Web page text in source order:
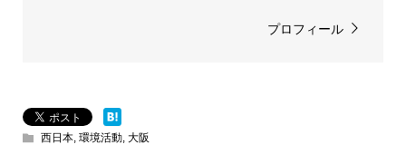
プロフィール
西日本, 環境活動, 大阪